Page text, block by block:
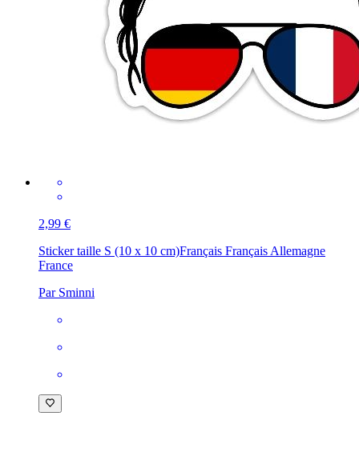
2,99 €
Sticker taille S (10 x 10 cm)Français Français Allemagne
France
Par Sminni